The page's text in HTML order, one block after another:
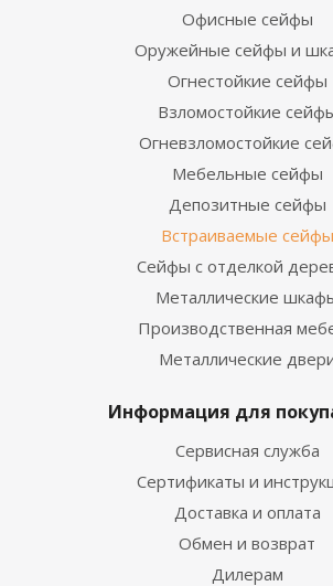
Офисные сейфы
Оружейные сейфы и
Огнестойкие сейфы
Взломостойкие
Огневзломостойкие
Мебельные сейфы
Депозитные сейфы
Встраиваемые сейфы
Сейфы с отделкой
Металлические
Производственная
Металлические
Информация для
Сервисная служба
Сертификаты и
Доставка и оплата
Обмен и возврат
Дилерам